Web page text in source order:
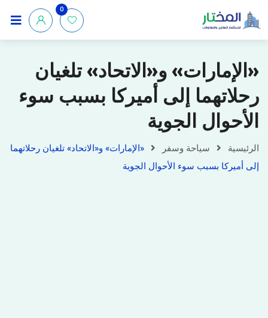
0
«الإمارات» و«الاتحاد» تلغيان
رحلاتهما إلى أميركا بسبب سوء
الأحوال الجوية
الرئيسية سياحة وسفر
«الإمارات» و«الاتحاد» تلغيان رحلاتهما
إلى أميركا بسبب سوء الأحوال الجوية